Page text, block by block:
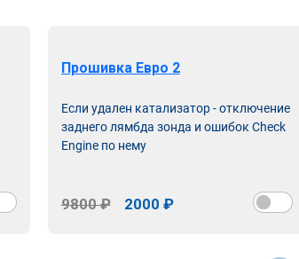
Прошивка Евро 2
Если удален катализатор - отключение
заднего лямбда зонда и ошибок Check
Engine по нему
9800 ₽ 2000 ₽